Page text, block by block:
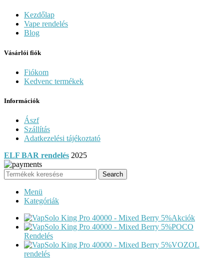
Kezdőlap
Vape rendelés
Blog
Vásárlói fiók
Fiókom
Kedvenc termékek
Információk
Ászf
Szállítás
Adatkezelési tájékoztató
ELF BAR rendelés 2025
Search
Menü
Kategóriák
Akciók
POCO
Rendelés
VOZOL
rendelés